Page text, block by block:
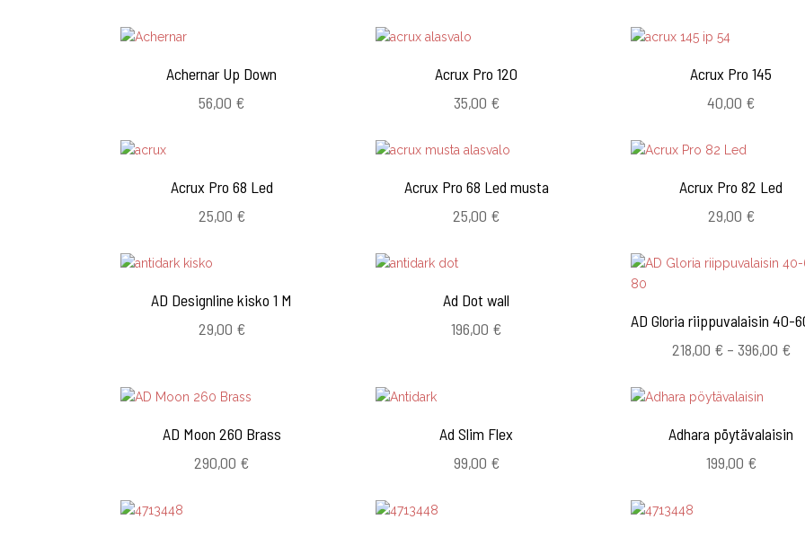
Achernar Up Down
56,00 €
Acrux Pro 120
35,00 €
Acrux Pro 145
40,00 €
Acrux Pro 68 Led
25,00 €
Acrux Pro 68 Led musta
25,00 €
Acrux Pro 82 Led
29,00 €
AD Designline kisko 1 M
29,00 €
Ad Dot wall
196,00 €
AD Gloria riippuvalaisin 40-
218,00 € – 396,00 €
AD Moon 260 Brass
290,00 €
Ad Slim Flex
99,00 €
Adhara pöytävalaisin
199,00 €